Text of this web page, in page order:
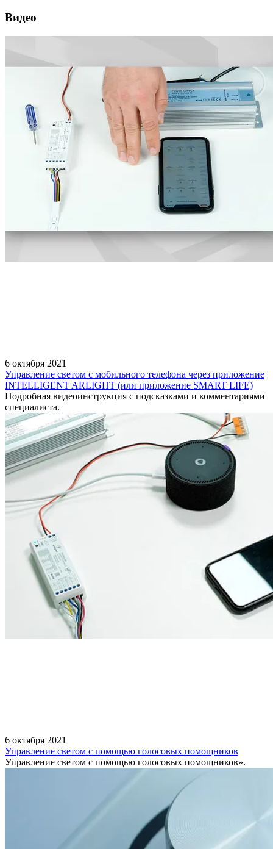
Видео
6 октября 2021
Управление светом с мобильного телефона через приложение
INTELLIGENT ARLIGHT (или приложение SMART LIFE)
Подробная видеоинструкция с подсказками и комментариями
специалиста.
6 октября 2021
Управление светом с помощью голосовых помощников
Управление светом с помощью голосовых помощников».